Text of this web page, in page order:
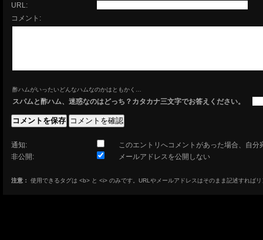
URL:
コメント:
酢ハムがいったいどんなハムなのかはともかく…
スパムと酢ハム、迷惑なのはどっち？カタカナ三文字でお答えください。
通知:
このエントリへコメントがあった場合、自分
非公開:
メールアドレスを公開しない
注意： 使用できるタグは <b> と <i> のみです。URLやメールアドレスはそのまま記述すれば